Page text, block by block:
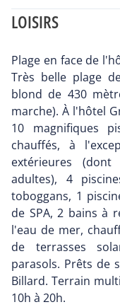
LOISIRS
Plage en face de
Très belle plage
blond de 430
marche). À l'hôtel
10 magnifiques
chauffés, à
extérieures
adultes), 4
toboggans, 1
de SPA, 2 bains à
l'eau de mer,
de terrasses
parasols. Prêts de
Billard. Terrain
10h à 20h.